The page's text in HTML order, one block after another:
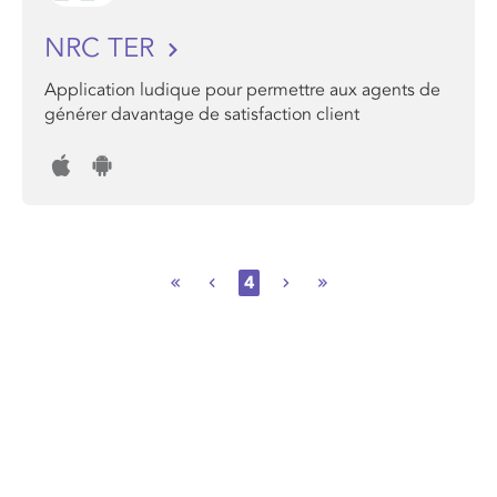
NRC TER
Application ludique pour permettre aux agents de
générer davantage de satisfaction client
4